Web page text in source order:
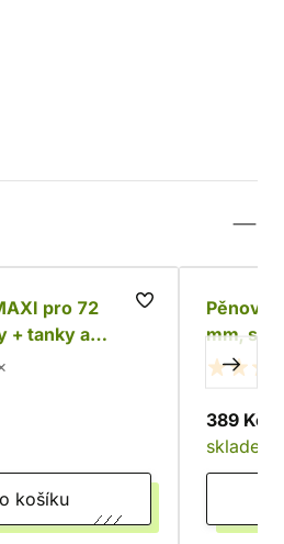
pro 72
+ tanky a
košíku
Pěnový
mm,
389 Kč
skladem